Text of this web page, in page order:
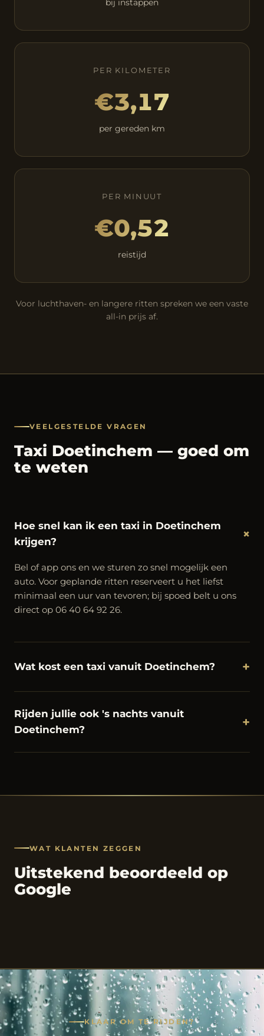
PER KILOMETER
€3,17
per gereden km
PER MINUUT
€0,52
reistijd
Voor luchthaven- en langere ritten spreken we een vaste
all-in prijs af.
VEELGESTELDE VRAGEN
Taxi Doetinchem — goed om
te weten
Hoe snel kan ik een taxi in Doetinchem
krijgen?
+
Bel of app ons en we sturen zo snel mogelijk een
auto. Voor geplande ritten reserveert u het liefst
minimaal een uur van tevoren; bij spoed belt u ons
direct op 06 40 64 92 26.
Wat kost een taxi vanuit Doetinchem? +
Rijden jullie ook 's nachts vanuit
Doetinchem?
+
WAT KLANTEN ZEGGEN
Uitstekend beoordeeld op
Google
KLAAR OM TE RIJDEN?